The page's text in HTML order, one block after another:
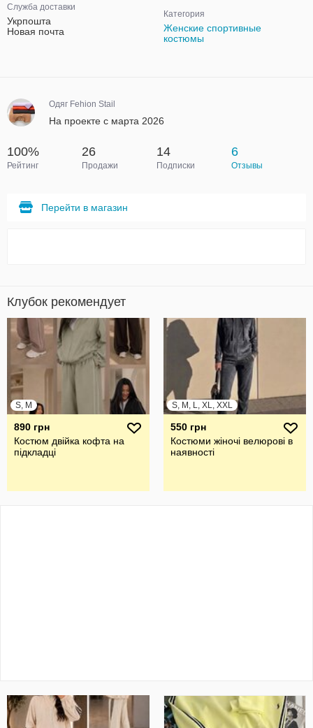
Служба доставки
Укрпошта
Новая почта
Категория
Женские спортивные
костюмы
Одяг Fehion Stail
На проекте с марта 2026
100%
Рейтинг
26
Продажи
14
Подписки
6
Отзывы
Перейти в магазин
Клубок рекомендует
S, M
890 грн
Костюм двійка кофта на
підкладці
S, M, L, XL, XXL
550 грн
Костюми жіночі велюрові в
наявності